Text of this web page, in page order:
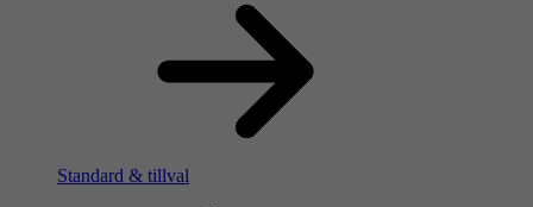
Standard & tillval